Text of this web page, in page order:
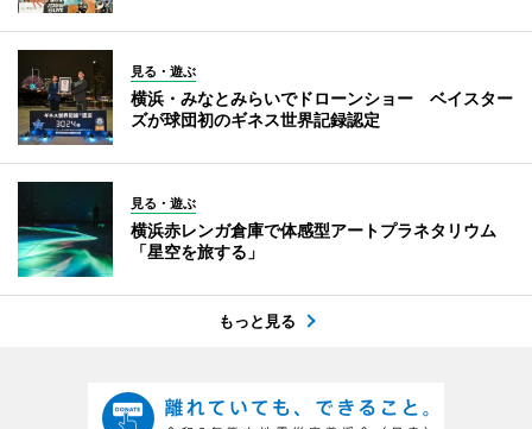
見る・遊ぶ
横浜・みなとみらいでドローンショー ベイスター
ズが球団初のギネス世界記録認定
見る・遊ぶ
横浜赤レンガ倉庫で体感型アートプラネタリウム
「星空を旅する」
もっと見る